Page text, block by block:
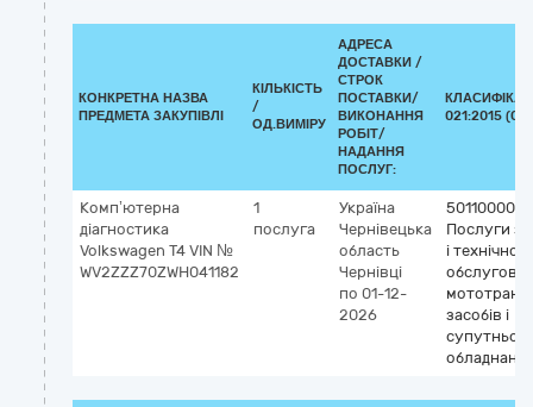
КОНКРЕТНА НАЗВА
ПРЕДМЕТА ЗАКУПІВЛІ
КІЛЬКІСТЬ
/
ОД.ВИМІРУ
АДРЕСА
ДОСТАВКИ /
СТРОК
ПОСТАВКИ/
ВИКОНАННЯ
РОБІТ/
НАДАННЯ
ПОСЛУГ:
021:2015
Комп’ютерна
діагностика
Volkswagen T4 VIN №
WV2ZZZ70ZWH041182
1
послуга
Україна
Чернівецька
область
Чернівці
по 01-12-
2026
50110000-9
Послуги з
і
засобів і